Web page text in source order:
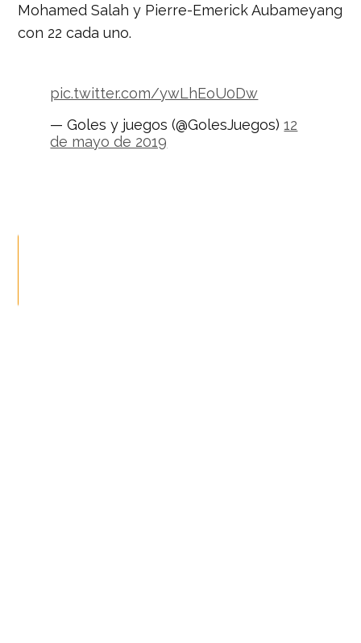
Mohamed Salah y Pierre-Emerick Aubameyang
con 22 cada uno.
pic.twitter.com/ywLhEoU0Dw
— Goles y juegos (@GolesJuegos)12
de mayo de 2019